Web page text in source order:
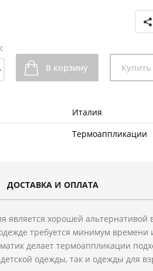
В корзину
Италия
Термоаппликации
ДОСТАВКА И ОПЛАТА
является хорошей
требуется минимум времени
делает термоаппликации
одежды, так и одежды для